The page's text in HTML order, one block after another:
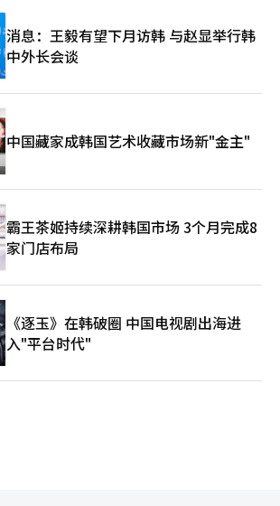
消息：王毅有望下月访韩 与赵显举行韩
中外长会谈
中国藏家成韩国艺术收藏市场新"金主"
霸王茶姬持续深耕韩国市场 3个月完成8
家门店布局
《逐玉》在韩破圈 中国电视剧出海进
入"平台时代"